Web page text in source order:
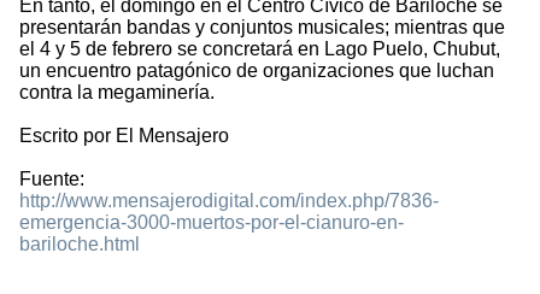
En tanto, el domingo en el Centro Cívico de Bariloche se
presentarán bandas y conjuntos musicales; mientras que
el 4 y 5 de febrero se concretará en Lago Puelo, Chubut,
un encuentro patagónico de organizaciones que luchan
contra la megaminería.
Escrito por El Mensajero
Fuente:
http://www.mensajerodigital.com/index.php/7836-
emergencia-3000-muertos-por-el-cianuro-en-
bariloche.html